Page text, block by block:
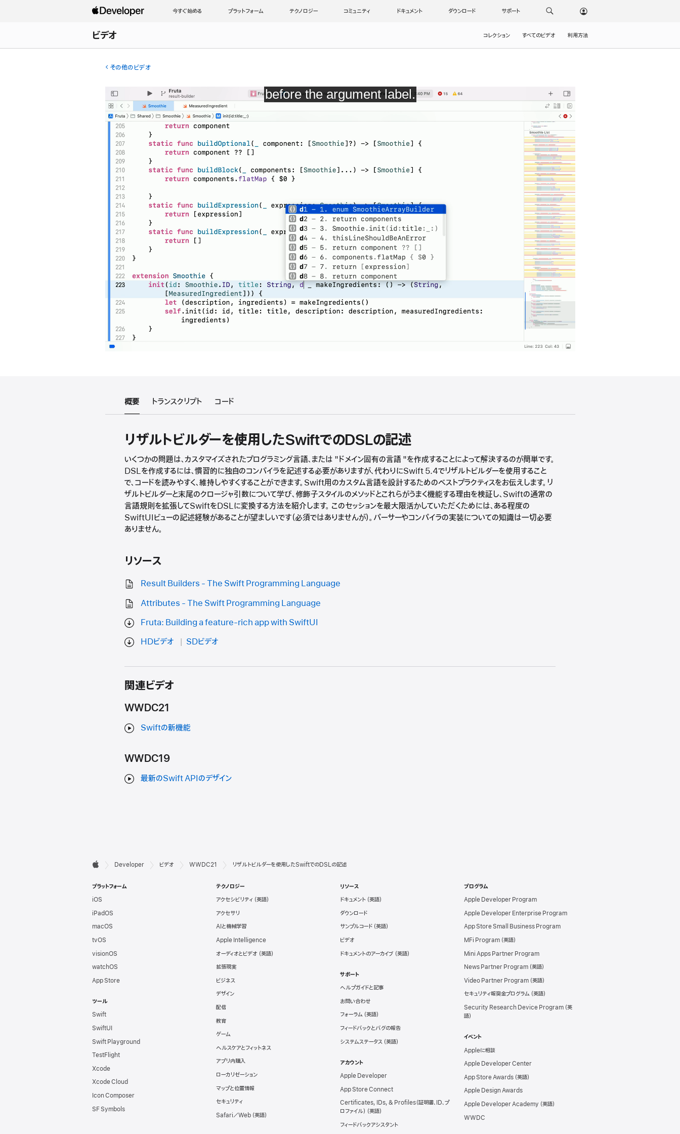
今すぐ始める プラットフォーム テクノロジー コミュニティ ドキュメント ダウンロード サポート
ビデオ コレクション すべてのビデオ 利用方法
その他のビデオ
概要 トランスクリプト コード
リザルトビルダーを使用したSwiftでのDSLの記述
いくつかの問題は、カスタマイズされたプログラミング言語、または "ドメイン固有の言語 "を作成することによって解決するのが簡単です。
DSLを作成するには、慣習的に独自のコンパイラを記述する必要がありますが、代わりにSwift 5.4でリザルトビルダーを使用すること
で、コードを読みやすく、維持しやすくすることができます。Swift用のカスタム言語を設計するためのベストプラクティスをお伝えします。リ
ザルトビルダーと末尾のクロージャ引数について学び、修飾子スタイルのメソッドとこれらがうまく機能する理由を検証し、Swiftの通常の
言語規則を拡張してSwiftをDSLに変換する方法を紹介します。 このセッションを最大限活かしていただくためには、ある程度の
SwiftUIビューの記述経験があることが望ましいです（必須ではありませんが）。パーサーやコンパイラの実装についての知識は一切必要
ありません。
リソース
Result Builders - The Swift Programming Language
Attributes - The Swift Programming Language
Fruta: Building a feature-rich app with SwiftUI
HDビデオ
SDビデオ
関連ビデオ
WWDC21
Swiftの新機能
WWDC19
最新のSwift APIのデザイン
デ
ベ
ロ
ッ
パ
向
け
フ
ッ
タ

Developer ビデオ WWDC21 リザルトビルダーを使用したSwiftでのDSLの記述
プラットフォーム
iOS
iPadOS
macOS
tvOS
visionOS
watchOS
App Store
ツール
Swift
SwiftUI
Swift Playground
TestFlight
Xcode
Xcode Cloud
Icon Composer
SF Symbols
テクノロジー
アクセシビリティ
アクセサリ
AIと機械学習
Apple Intelligence
オーディオとビデオ
拡張現実
ビジネス
デザイン
配信
教育
ゲーム
ヘルスケアとフィットネス
アプリ内購入
ローカリゼーション
マップと位置情報
セキュリティ
Safari／Web
リソース
ドキュメント
ダウンロード
サンプルコード
ビデオ
ドキュメントのアーカイブ
サポート
ヘルプガイドと記事
お問い合わせ
フォーラム
フィードバックとバグの報告
システムステータス
アカウント
Apple Developer
App Store Connect
Certificates, IDs, & Profiles（証明書、ID、プ
ロファイル）
フィードバックアシスタント
プログラム
Apple Developer Program
Apple Developer Enterprise Program
App Store Small Business Program
MFi Program
Mini Apps Partner Program
News Partner Program
Video Partner Program
セキュリティ報奨金プログラム
Security Research Device Program
イベント
Appleに相談
Apple Developer Center
App Store Awards
Apple Design Awards
Apple Developer Academy
WWDC